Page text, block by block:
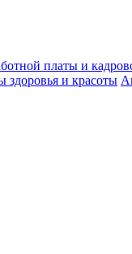
платы и
здоровья и красоты